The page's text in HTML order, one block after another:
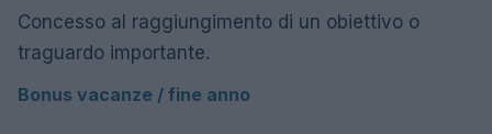
Concesso al raggiungimento di un obiettivo o
traguardo importante.
Bonus vacanze / fine anno